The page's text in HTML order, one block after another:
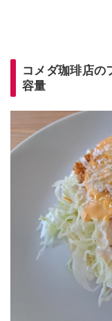
コメダ珈琲店の
容量